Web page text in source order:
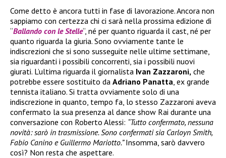
Come detto è ancora tutti in fase di lavorazione. Ancora non
sappiamo con certezza chi ci sarà nella prossima edizione di
“Ballando con le Stelle“, né per quanto riguarda il cast, né per
quanto riguarda la giuria. Sono ovviamente tante le
indiscrezioni che si sono susseguite nelle ultime settimane,
sia riguardanti i possibili concorrenti, sia i possibili nuovi
giurati. L’ultima riguarda il giornalista Ivan Zazzaroni, che
potrebbe essere sostituito da Adriano Panatta , ex grande
tennista italiano. Si tratta ovviamente solo di una
indiscrezione in quanto, tempo fa, lo stesso Zazzaroni aveva
confermato la sua presenza al dance show Rai durante una
conversazione con Roberto Alessi: “Tutto confermato, nessuna
novità: sarò in trasmissione. Sono confermati sia Carloyn Smith,
Fabio Canino e Guillermo Mariotto.”Insomma, sarò davvero
così? Non resta che aspettare.